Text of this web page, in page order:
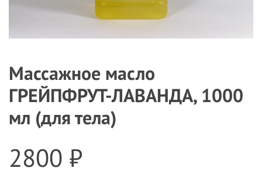
Массажное масло
ГРЕЙПФРУТ-ЛАВАНДА, 1000
мл (для тела)
2800 ₽